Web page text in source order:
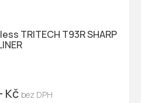
TRITECH T93R SHARP
Kč